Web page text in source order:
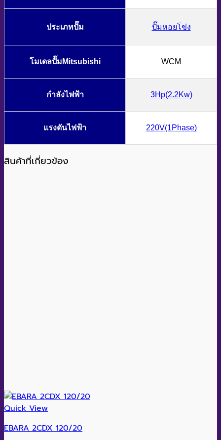
ประเภทปั๊ม ปั๊มหอยโข่ง
โมเดลปั๊มMitsubishi WCM
กำลังไฟฟ้า 3Hp(2.2Kw)
แรงดันไฟฟ้า 220V(1Phase)
สินค้าที่เกี่ยวข้อง
Quick View
EBARA 2CDX 120/20